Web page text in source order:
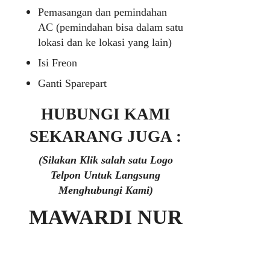
Pemasangan dan pemindahan
AC (pemindahan bisa dalam satu
lokasi dan ke lokasi yang lain)
Isi Freon
Ganti Sparepart
HUBUNGI KAMI
SEKARANG JUGA :
(Silakan Klik salah satu Logo
Telpon Untuk Langsung
Menghubungi Kami)
MAWARDI NUR